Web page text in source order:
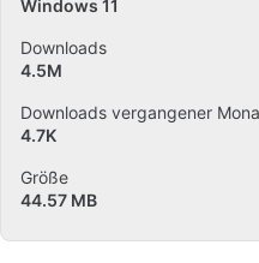
Windows 11
Downloads
4.5M
Downloads vergangener
4.7K
Größe
44.57 MB